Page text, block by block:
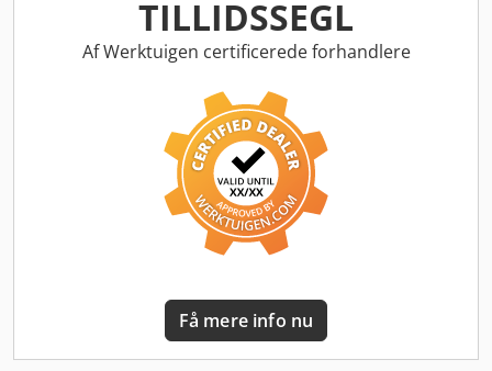
TILLIDSSEGL
Af Werktuigen certificerede forhandlere
Få mere info nu